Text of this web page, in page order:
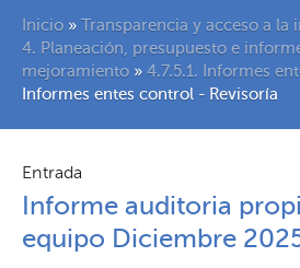
Inicio » Transparencia y acceso a
4. Planeación, presupuesto e
mejoramiento » 4.7.5.1. Informes
Informes entes control - Revisoría
Entrada
Informe auditoria
equipo Diciembre